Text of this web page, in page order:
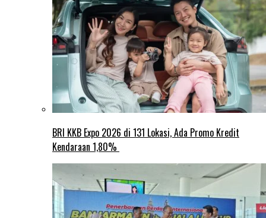
BRI KKB Expo 2026 di 131 Lokasi, Ada Promo Kredit
Kendaraan 1,80%